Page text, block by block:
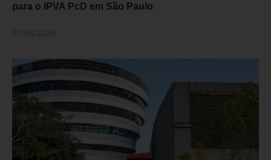
para o IPVA PcD em São Paulo